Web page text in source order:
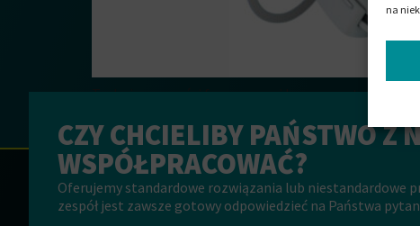
na
Techniczne części formowane i komponenty są
branżach i produktach końcowych. Od
zastosowań. Dla wielu opisanych tutaj przykładów
CZY CHCIELIBY PAŃSTWO Z
WSPÓŁPRACOWAĆ?
Oferujemy standardowe rozwiązania lub niestandardowe
zespół jest zawsze gotowy odpowiedzieć na Państwa